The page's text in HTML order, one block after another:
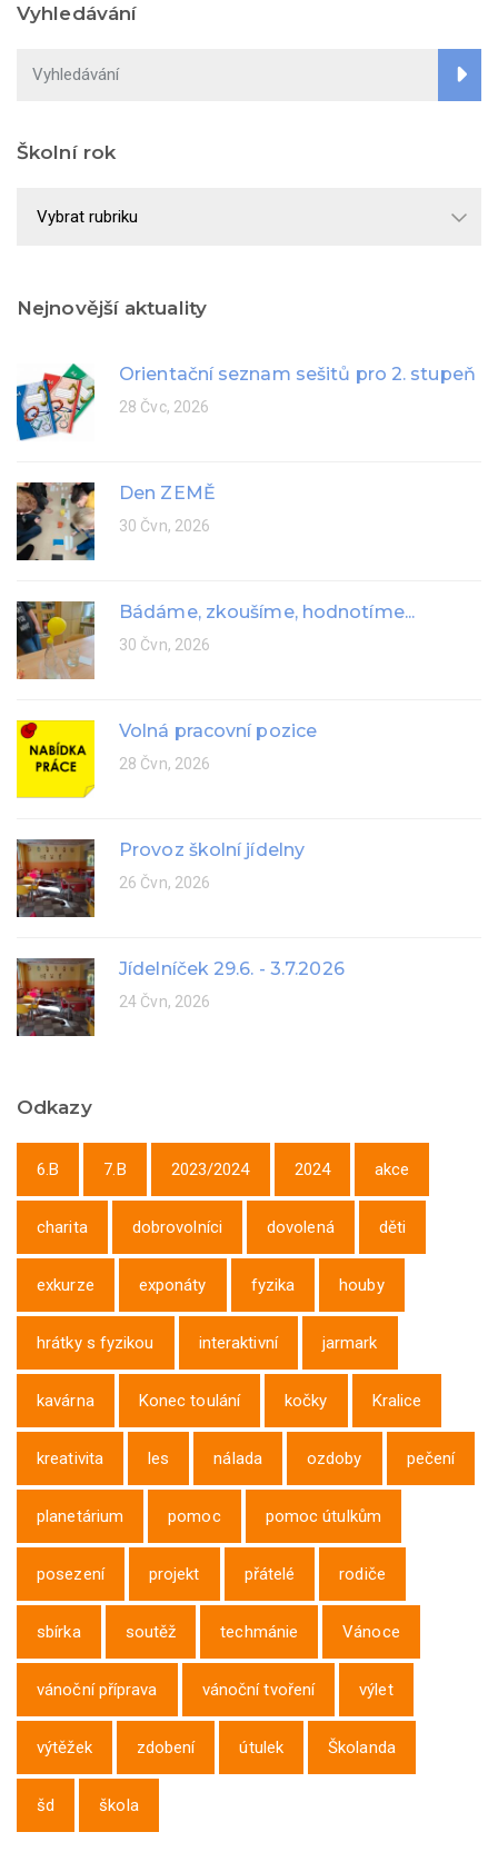
Vyhledávání
Školní rok
rok
Nejnovější aktuality
Orientační seznam sešitů pro 2. stupeň
28 Čvc, 2026
Den ZEMĚ
30 Čvn, 2026
Bádáme, zkoušíme, hodnotíme...
30 Čvn, 2026
Volná pracovní pozice
28 Čvn, 2026
Provoz školní jídelny
26 Čvn, 2026
Jídelníček 29.6. - 3.7.2026
24 Čvn, 2026
Odkazy
6.B 7.B 2023/2024 2024 akce
charita dobrovolníci dovolená děti
exkurze exponáty fyzika houby
hrátky s fyzikou interaktivní jarmark
kavárna Konec toulání kočky Kralice
kreativita les nálada ozdoby pečení
planetárium pomoc pomoc útulkům
posezení projekt přátelé rodiče
sbírka soutěž techmánie Vánoce
vánoční příprava vánoční tvoření výlet
výtěžek zdobení útulek Školanda
šd škola